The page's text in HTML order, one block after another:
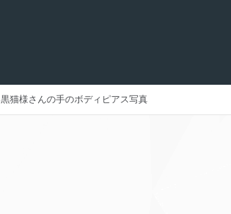
黒猫様さんの手のボディピアス写真